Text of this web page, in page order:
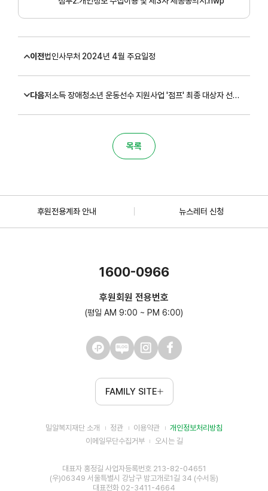
이전법인사무처 2024년 4월 주요일정
다음 저소득 장애청소년 운동선수 지원사업 '점프' 최종 대상자 선정 발표
목록
후원전용계좌 안내 뉴스레터 신청
1600-0966
후원회원 전용번호
(평일 AM 9:00 ~ PM 6:00)
FAMILY SITE
밀알복지재단 소개 정관 이용약관
개인정보처리방침
이메일무단수집거부
오시는 길
대표자 홍정길 사업자등록번호 213-82-04651
(우)06349 서울특별시 강남구 밤고개로1길 34 (수서동)
대표전화 02-3411-4664